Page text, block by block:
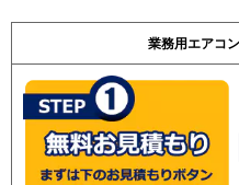
業務用エアコ